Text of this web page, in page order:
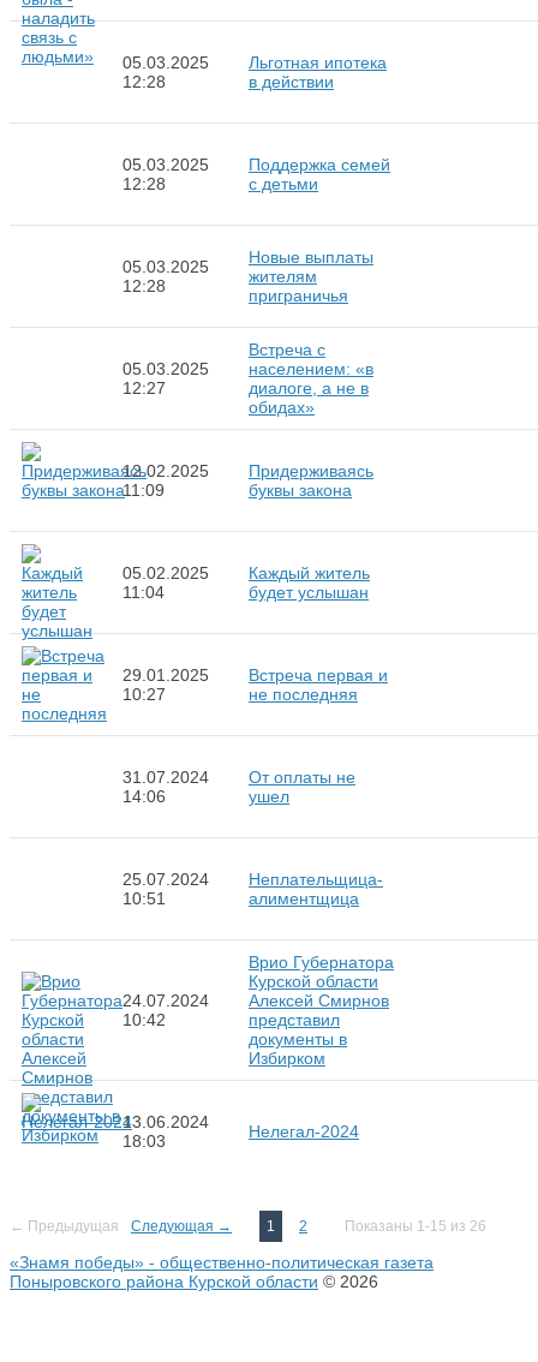
05.03.2025
12:28
Льготная ипотека
в действии
05.03.2025
12:28
Поддержка семей
с детьми
05.03.2025
12:28
Новые выплаты
жителям
приграничья
05.03.2025
12:27
Встреча с
населением: «в
диалоге, а не в
обидах»
12.02.2025
11:09
Придерживаясь
буквы закона
05.02.2025
11:04
Каждый житель
будет услышан
29.01.2025
10:27
Встреча первая и
не последняя
31.07.2024
14:06
От оплаты не
ушел
25.07.2024
10:51
Неплательщица-
алиментщица
24.07.2024
10:42
Врио Губернатора
Курской области
Алексей Смирнов
представил
документы в
Избирком
13.06.2024
18:03
Нелегал-2024
← Предыдущая Следующая → 1 2 Показаны 1-15 из 26
«Знамя победы» - общественно-политическая газета
Поныровского района Курской области © 2026